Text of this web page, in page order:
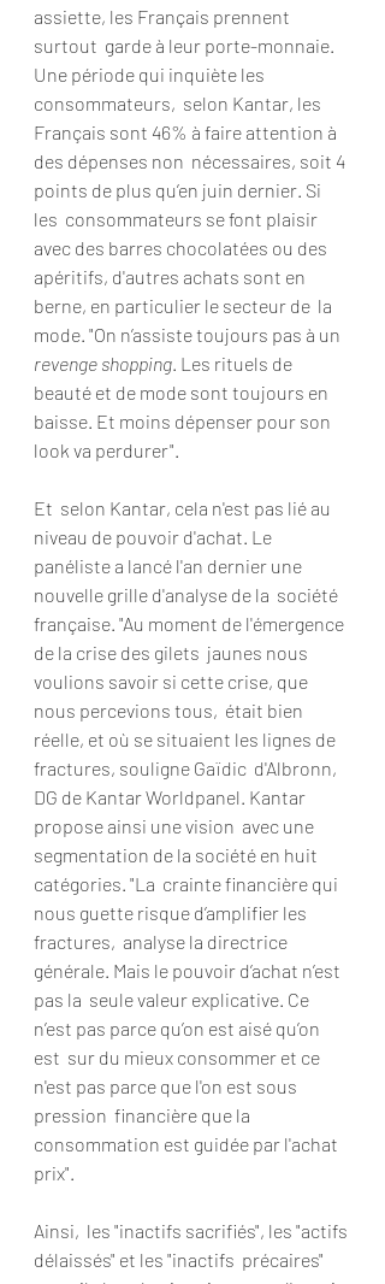
assiette, les Français prennent
surtout  garde à leur porte-monnaie.
Une période qui inquiète les
consommateurs,  selon Kantar, les
Français sont 46% à faire attention à
des dépenses non  nécessaires, soit 4
points de plus qu’en juin dernier. Si
les  consommateurs se font plaisir
avec des barres chocolatées ou des
apéritifs, d'autres achats sont en
berne, en particulier le secteur de  la
mode. "On n’assiste toujours pas à un
revenge shopping. Les rituels de
beauté et de mode sont toujours en
baisse. Et moins dépenser pour son
look va perdurer".
Et  selon Kantar, cela n'est pas lié au
niveau de pouvoir d'achat. Le
panéliste a lancé l'an dernier une
nouvelle grille d'analyse de la  société
française. "Au moment de l'émergence
de la crise des gilets  jaunes nous
voulions savoir si cette crise, que
nous percevions tous,  était bien
réelle, et où se situaient les lignes de
fractures, souligne Gaïdic  d'Albronn,
DG de Kantar Worldpanel. Kantar
propose ainsi une vision  avec une
segmentation de la société en huit
catégories. "La  crainte financière qui
nous guette risque d’amplifier les
fractures,  analyse la directrice
générale. Mais le pouvoir d’achat n’est
pas la  seule valeur explicative. Ce
n’est pas parce qu’on est aisé qu’on
est  sur du mieux consommer et ce
n'est pas parce que l'on est sous
pression  financière que la
consommation est guidée par l'achat
prix".
Ainsi,  les "inactifs sacrifiés", les "actifs
délaissés" et les "inactifs  précaires"